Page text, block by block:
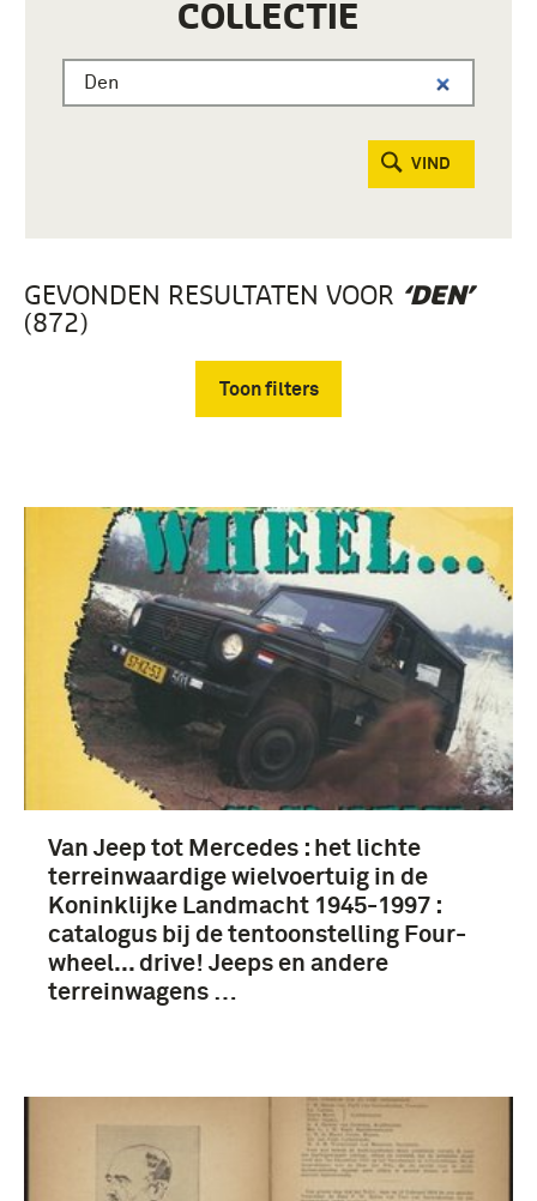
COLLECTIE
VIND
GEVONDEN RESULTATEN VOOR ‘DEN’
(872)
Toon filters
boek (480)
lijst (113)
handboek (44)
rapport (30)
Meer
1901-1950 (872)
Meer
Van Jeep tot Mercedes : het lichte
terreinwaardige wielvoertuig in de
Koninklijke Landmacht 1945-1997 :
catalogus bij de tentoonstelling Four-
wheel... drive! Jeeps en andere
terreinwagens …